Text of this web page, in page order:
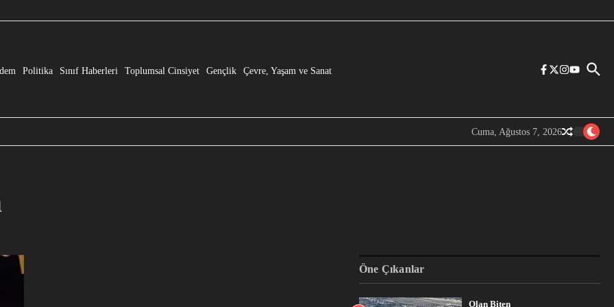
Politika Sınıf Haberleri Toplumsal Cinsiyet Gençlik Çevre, Yaşam ve Sanat
Cuma, Ağustos 7, 2026
Öne Çıkanlar
Olan Biten